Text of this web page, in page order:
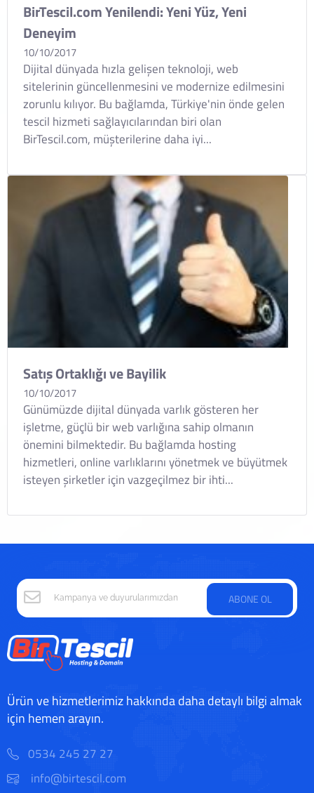
BirTescil.com Yenilendi: Yeni Yüz, Yeni
Deneyim
10/10/2017
Dijital dünyada hızla gelişen teknoloji, web
sitelerinin güncellenmesini ve modernize edilmesini
zorunlu kılıyor. Bu bağlamda, Türkiye'nin önde gelen
tescil hizmeti sağlayıcılarından biri olan
BirTescil.com, müşterilerine daha iyi...
Satış Ortaklığı ve Bayilik
10/10/2017
Günümüzde dijital dünyada varlık gösteren her
işletme, güçlü bir web varlığına sahip olmanın
önemini bilmektedir. Bu bağlamda hosting
hizmetleri, online varlıklarını yönetmek ve büyütmek
isteyen şirketler için vazgeçilmez bir ihti...
ABONE OL
Ürün ve hizmetlerimiz hakkında daha detaylı bilgi almak
için hemen arayın.
0534 245 27 27
info@birtescil.com